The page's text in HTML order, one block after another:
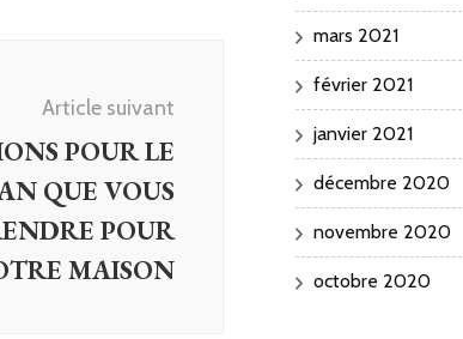
Article suivant
POUR LE
QUE VOUS
POUR
MAISON
mars 2021
février 2021
janvier 2021
décembre 2020
novembre 2020
octobre 2020